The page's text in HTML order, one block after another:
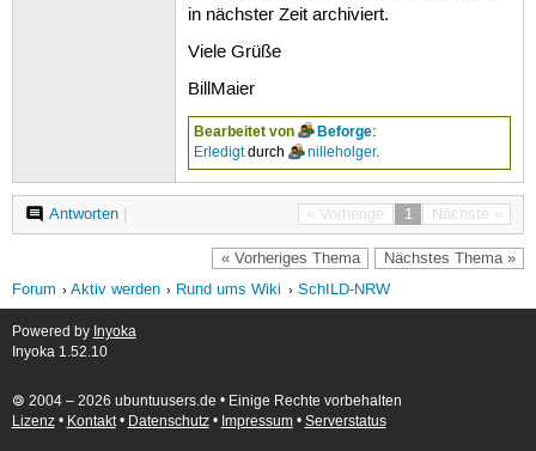
in nächster Zeit archiviert.
Viele Grüße
BillMaier
Bearbeitet von Beforge:
Erledigtdurch nilleholger.
« Vorherige 1 Nächste »
Antworten|
« Vorheriges Thema Nächstes Thema »
Forum Aktiv werden Rund ums Wiki SchILD-NRW
Powered by Inyoka
Inyoka 1.52.10
🄯 2004 – 2026 ubuntuusers.de • Einige Rechte vorbehalten
Lizenz• Kontakt• Datenschutz• Impressum• Serverstatus